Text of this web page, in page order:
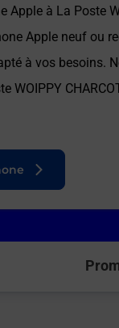
Apple à La Poste
Apple neuf ou
à vos besoins.
WOIPPY